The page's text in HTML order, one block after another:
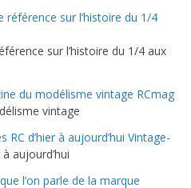
sur l’histoire du 1/4 aux
RCmag
vintage
Vintage-
aujourd’hui